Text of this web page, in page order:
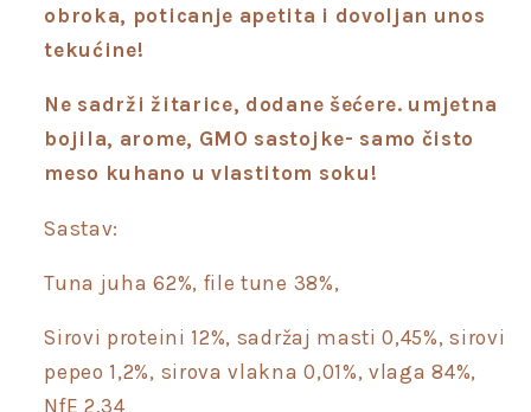
obroka, poticanje apetita i dovoljan unos
tekućine!
Ne sadrži žitarice, dodane šećere. umjetna
bojila, arome, GMO sastojke- samo čisto
meso kuhano u vlastitom soku!
Sastav:
Tuna juha 62%, file tune 38%,
Sirovi proteini 12%, sadržaj masti 0,45%, sirovi
pepeo 1,2%, sirova vlakna 0,01%, vlaga 84%,
NfE 2,34